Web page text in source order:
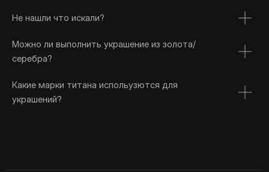
Не нашли что искали?
Можно ли выполнить украшение из золота/
серебра?
Какие марки титана испольузются для
украшений?